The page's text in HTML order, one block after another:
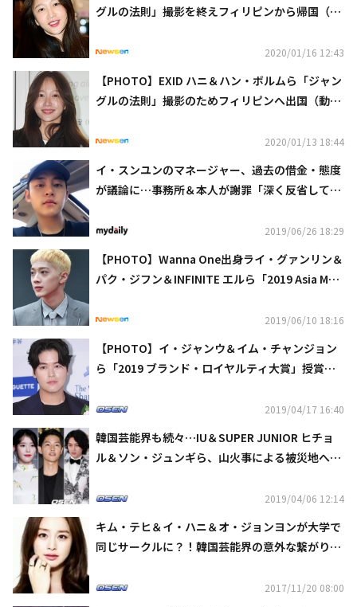
グルの法則」撮影を終えフィリピンから帰国（動
2020/01/16 12:43
【PHOTO】EXID ハニ＆ハン・ボルムら「ジャン
グルの法則」撮影のためフィリピンへ出国（動画
2020/01/13 18:44
イ・スンユンのマネージャー、過去の借金・態度
が議論に…事務所＆本人が謝罪「深く反省してい
2019/06/26 18:29
【PHOTO】Wanna One出身ライ・グァンリン＆
パク・ジフン＆INFINITE エルら「2019 Asia Mod
2019/06/10 18:16
【PHOTO】イ・ジャンウ＆イム・チャンジョン
ら「2019 ブランド・ロイヤルティ大賞」授賞式
2019/04/17 16:40
韓国芸能界も続々…IU＆SUPER JUNIOR ヒチョ
ル＆ソン・ジュンギら、山火事による被災地へ寄
2019/04/06 12:14
キム・テヒ＆イ・ハニ＆オ・ジョンヨンが大学で
同じサークルに？！韓国芸能界の意外な繋がりに
2017/11/20 08:00